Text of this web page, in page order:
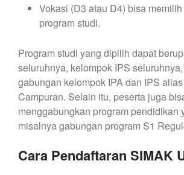
Vokasi (D3 atau D4) bisa
program studi.
Program studi yang dipilih dapat
seluruhnya, kelompok IPS
gabungan kelompok IPA dan IPS
Campuran. Selain itu, peserta juga
menggabungkan program pendidikan
misalnya gabungan program S1
Cara Pendaftaran SIMAK